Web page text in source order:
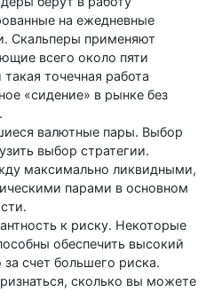
на ежедневные
Скальперы применяют
всего около пяти
точечная работа
«сидение» в рынке без
валютные пары. Выбор
выбор стратегии.
максимально ликвидными,
парами в основном
к риску. Некоторые
обеспечить высокий
счет большего риска.
сколько вы можете